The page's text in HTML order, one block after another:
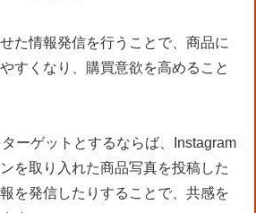
た情報発信を行うことで、商品に
すくなり、購買意欲を高めること
ーゲットとするならば、Instagram
を取り入れた商品写真を投稿した
を発信したりすることで、共感を